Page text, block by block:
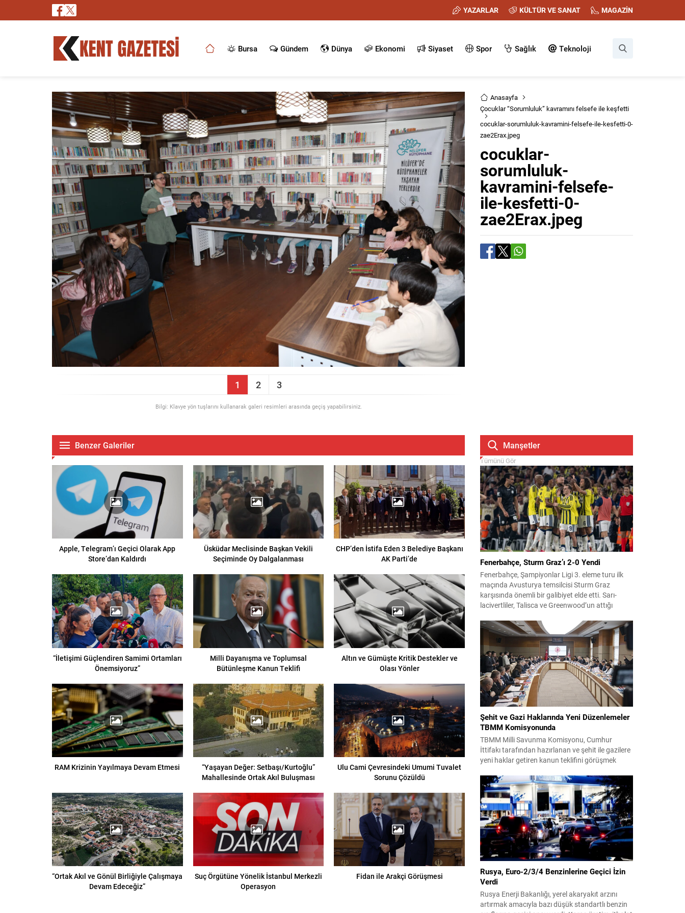
YAZARLAR KÜLTÜR VE SANAT MAGAZİN
Bursa Gündem Dünya Ekonomi Siyaset Spor Sağlık Teknoloji
1 2 3
Bilgi: Klavye yön tuşlarını kullanarak galeri resimleri arasında geçiş yapabilirsiniz.
Anasayfa
Çocuklar “Sorumluluk” kavramını felsefe ile keşfetti
cocuklar-sorumluluk-kavramini-felsefe-ile-kesfetti-0-
zae2Erax.jpeg
cocuklar-
sorumluluk-
kavramini-felsefe-
ile-kesfetti-0-
zae2Erax.jpeg
Benzer Galeriler
Apple, Telegram’ı Geçici Olarak App
Store’dan Kaldırdı
Üsküdar Meclisinde Başkan Vekili
Seçiminde Oy Dalgalanması
CHP’den İstifa Eden 3 Belediye Başkanı
AK Parti’de
“İletişimi Güçlendiren Samimi Ortamları
Önemsiyoruz”
Milli Dayanışma ve Toplumsal
Bütünleşme Kanun Teklifi
Altın ve Gümüşte Kritik Destekler ve
Olası Yönler
RAM Krizinin Yayılmaya Devam Etmesi
“Yaşayan Değer: Setbaşı/Kurtoğlu”
Mahallesinde Ortak Akıl Buluşması
Ulu Cami Çevresindeki Umumi Tuvalet
Sorunu Çözüldü
“Ortak Akıl ve Gönül Birliğiyle Çalışmaya
Devam Edeceğiz”
Suç Örgütüne Yönelik İstanbul Merkezli
Operasyon
Fidan ile Arakçi Görüşmesi
Manşetler
Tümünü Gör
Fenerbahçe, Sturm Graz’ı 2-0 Yendi
Fenerbahçe, Şampiyonlar Ligi 3. eleme turu ilk
maçında Avusturya temsilcisi Sturm Graz
karşısında önemli bir galibiyet elde etti. Sarı-
lacivertliler, Talisca ve Greenwood’un attığı
öncesi avantaj sağladı. Karşılaşma sonrası
takım yönetimi mücadeleyi değerlendirdi ve
gelecek planlarına dair bilgi verdi. Futboldan
sorumlu yönetici Cihan Kamer,...
Şehit ve Gazi Haklarında Yeni Düzenlemeler
TBMM Komisyonunda
TBMM Milli Savunma Komisyonu, Cumhur
İttifakı tarafından hazırlanan ve şehit ile gazilere
yeni haklar getiren kanun teklifini görüşmek
komisyonda kabul edildi ve bir dizi düzenleme
benimsendi. Teklif kapsamında, vazife
malullerinden hayatını kaybedenlerin anne ve
babalarına bağlanacak aylık tutarının, net asgari
ücretin altında olmayacağı hükme bağlanıyor....
Rusya, Euro-2/3/4 Benzinlerine Geçici İzin
Verdi
Rusya Enerji Bakanlığı, yerel akaryakıt arzını
artırmak amacıyla bazı düşük standartlı benzin